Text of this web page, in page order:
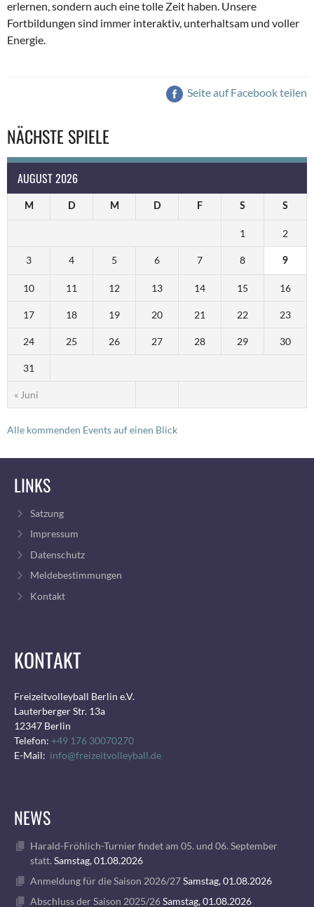
erlernen, sondern auch eine tolle Zeit haben. Unsere
Fortbildungen sind immer interaktiv, unterhaltsam und voller
Energie.
Seite auf Facebook teilen
NÄCHSTE SPIELE
AUGUST 2026
M D M D F S S
« Juni
1 2
3 4 5 6 7 8 9
10 11 12 13 14 15 16
17 18 19 20 21 22 23
24 25 26 27 28 29 30
31
Alle kommenden Events auf einen Blick
LINKS
Satzung
Impressum
Datenschutz
Meldebestimmungen
Kontakt
KONTAKT
Freizeitvolleyball Berlin e.V.
Lauterberger Str. 13a
12347 Berlin
Telefon: +49 176 30070270
E-Mail: info@freizeitvolleyball.de
NEWS
Harald-Fröhlich-Turnier findet am 05. und 06. September
statt. Samstag, 01.08.2026
Anmeldung für die Saison 2026/27Samstag, 01.08.2026
Abschluss der Saison 2025/26Samstag, 01.08.2026